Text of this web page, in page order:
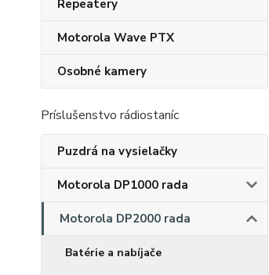
Repeatery
Motorola Wave PTX
Osobné kamery
Príslušenstvo rádiostaníc
Puzdrá na vysielačky
Motorola DP1000 rada
Motorola DP2000 rada
Batérie a nabíjače